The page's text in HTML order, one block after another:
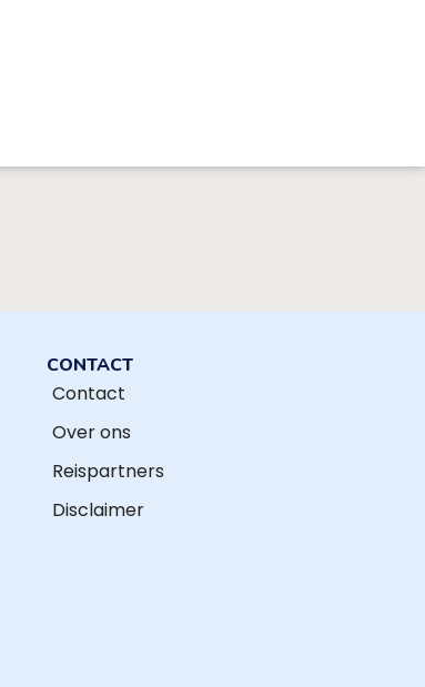
CONTACT
Contact
Over ons
Reispartners
Disclaimer